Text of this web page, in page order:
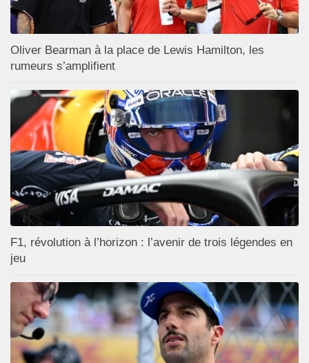
Oliver Bearman à la place de Lewis Hamilton, les
rumeurs s’amplifient
F1, révolution à l’horizon : l’avenir de trois légendes en
jeu